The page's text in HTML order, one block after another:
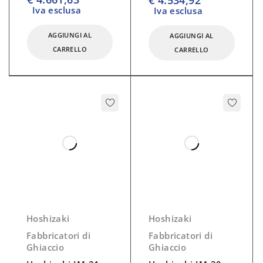
controllata.
Produzione 24h: 1650Kg
Dimensioni:mm 1326x853x520
Iva esclusa
AGGIUNGI AL
CARRELLO
Iva esclusa
AGGIUNGI AL
CARRELLO
Hoshizaki
Fabbricatori di
Ghiaccio
Hoshizaki
Fabbricatori di
Ghiaccio